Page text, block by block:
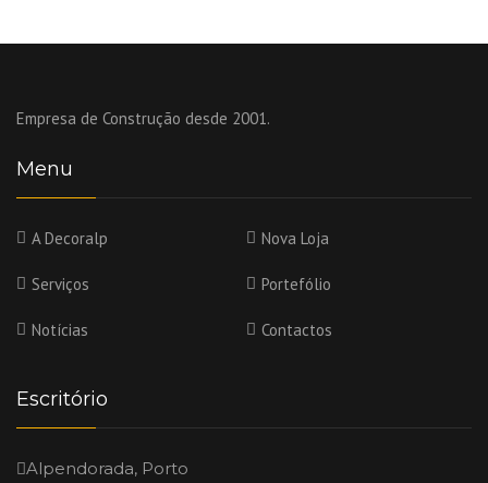
Empresa de Construção desde 2001.
Menu
A Decoralp Nova Loja
Serviços Portefólio
Notícias Contactos
Escritório
Alpendorada, Porto